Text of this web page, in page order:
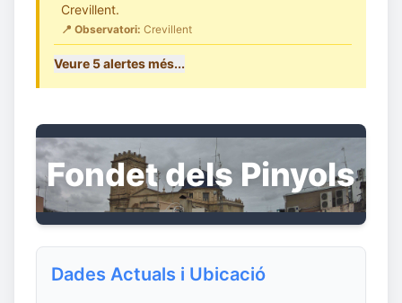
Crevillent.
📍 Observatori: Crevillent
Veure 5 alertes més...
Fondet dels Pinyols
Dades Actuals i Ubicació